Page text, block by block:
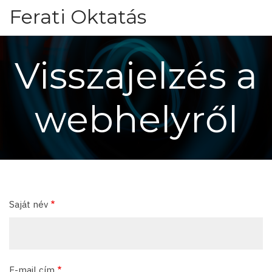
Ugrás
Ferati Oktatás
Visszajelzés a
webhelyről
Saját név